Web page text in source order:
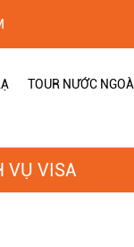
TOUR NƯỚC NGOÀI
VỤ VISA